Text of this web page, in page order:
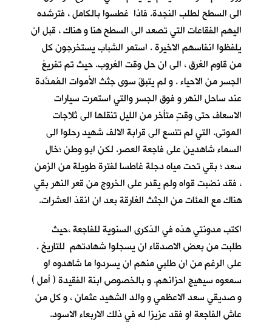
الى السطح لطلب النجدة. فاذا غطسوا بالكامل ، فترشده
اليهم الفقاعات التي تصعد الى السطح هنا و هناك ، قبل ان
يلفظوا انفاسهم الاخيرة . استمر الشباب يستخرجون كل
من قاوم الغرق ، الى ان حل وقت الغروب. حيث تم تفريغ
الجسر من الاحياء . و لم يتبقَ سوى جثث الأموات المُمدَّدة
عند ساحل النهر و فوق الجسر والتي استمرت سيارات
الاسعاف حتى وقتٍ متأخر من الليل تنقلها الى ثلاجات
الموتى. التي لم تتسع الى قرابة الالف شهيد رحلوا الى
السماء شاهدين على فاجعة العصر. لكن ابو وطن ؛خال
سعد ؛ بقي تحت مياه دجلة غاطسا لفترة طويلة من الزمن
، فقد نضبت قواه ولم يقدر على الخروج من قعر النهر بقي
هناك مع المئات من الجثث الغارقة بعد ان انقذ العشرات.
اكتب مدونتي هذه في الذكرى السنوية للفاجعة ،حيث
طلبت من بعض الاصدقاء ان يسجلوا شهادتهم للتاريخ .
على الرغم من ان طلبي منهم ان يسردوا ما شاهدوه او
سمعوه سيهيج احزانهم. و بالخصوص ابنة الفقيدة ( أمل )
و صديقي سعد الاعظمي و والد الشهيد عثمان ، و كل من
عاش الفاجعة او فقد عزيزا له في ذلك الاربعاء الاسود.